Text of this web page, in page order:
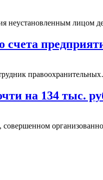
неустановленным лицом
счета
на 134 тыс.
совершенном